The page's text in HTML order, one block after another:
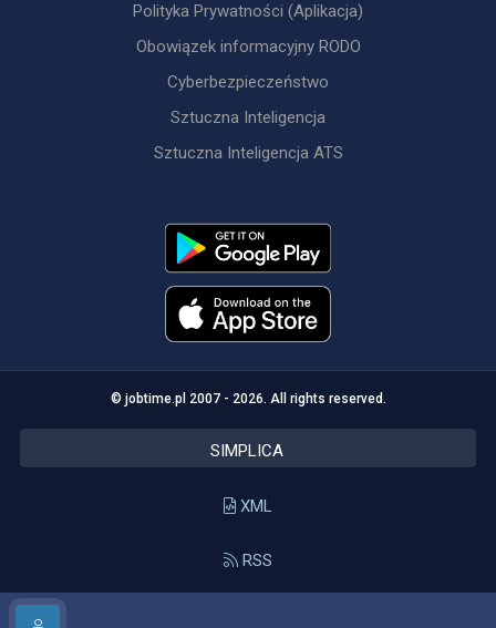
Polityka Prywatności (Aplikacja)
Obowiązek informacyjny RODO
Cyberbezpieczeństwo
Sztuczna Inteligencja
Sztuczna Inteligencja ATS
© jobtime.pl 2007 - 2026. All rights reserved.
SIMPLICA
XML
RSS